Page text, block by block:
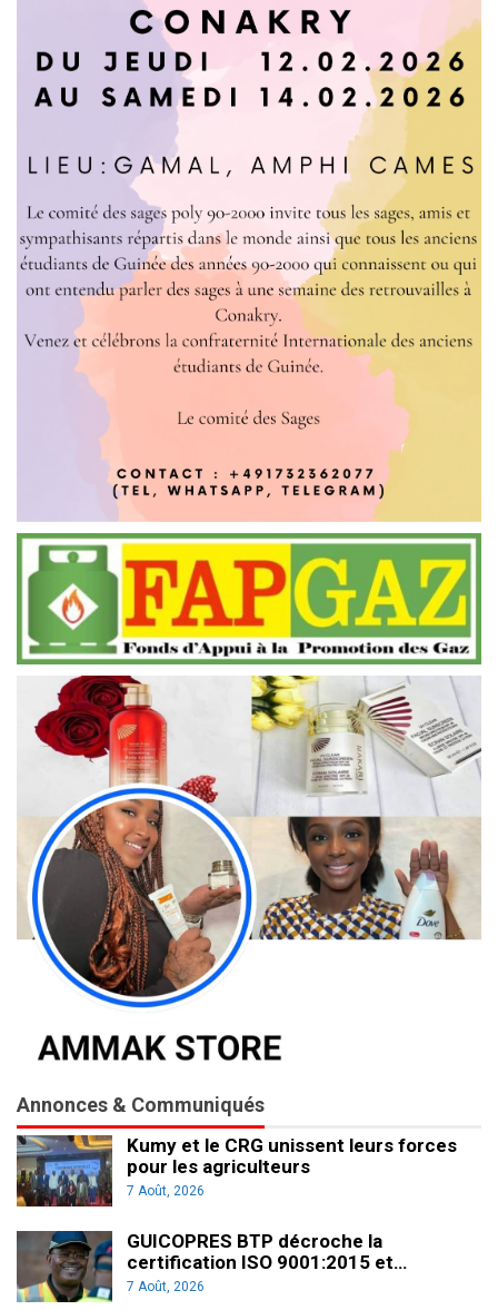
Annonces & Communiqués
Kumy et le CRG unissent leurs forces
pour les agriculteurs
7 Août, 2026
GUICOPRES BTP décroche la
certification ISO 9001:2015 et…
7 Août, 2026